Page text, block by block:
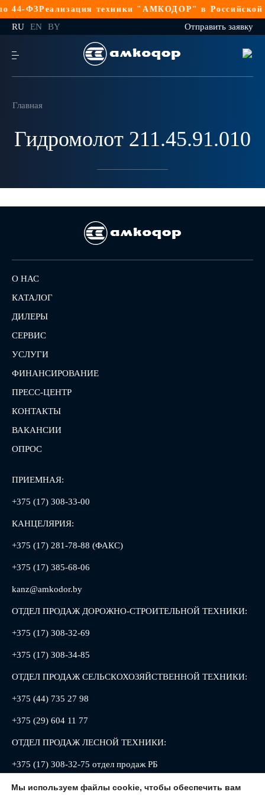
44-ФЗРеализация техники "АМКОДОР" в Российской
RU EN BY Отправить заявку
Главная
Гидромолот 211.45.91.010
О НАС
КАТАЛОГ
ДИЛЕРЫ
СЕРВИС
УСЛУГИ
ФИНАНСИРОВАНИЕ
ПРЕСС-ЦЕНТР
КОНТАКТЫ
ВАКАНСИИ
ОПРОС
ПРИЕМНАЯ:
+375 (17) 308-33-00
КАНЦЕЛЯРИЯ:
+375 (17) 281-78-88 (ФАКС)
+375 (17) 385-68-06
kanz@amkodor.by
ОТДЕЛ ПРОДАЖ ДОРОЖНО-СТРОИТЕЛЬНОЙ ТЕХНИКИ:
+375 (17) 308-32-69
+375 (17) 308-34-85
ОТДЕЛ ПРОДАЖ СЕЛЬСКОХОЗЯЙСТВЕННОЙ ТЕХНИКИ:
+375 (44) 735 27 98
+375 (29) 604 11 77
ОТДЕЛ ПРОДАЖ ЛЕСНОЙ ТЕХНИКИ:
+375 (17) 308-32-75 отдел продаж РБ
+375 (17) 308-32-88 отдел продаж РФ
Мы используем файлы cookie, чтобы обеспечить вам